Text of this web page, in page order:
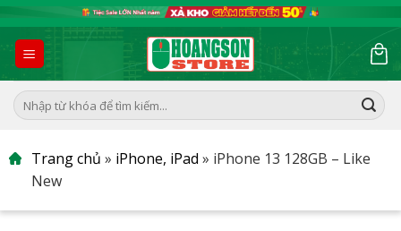
to
content
Tìm
kiếm:
Trang chủ » iPhone, iPad » iPhone 13 128GB – Like
New